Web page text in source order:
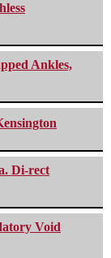
Ankles,
Di-rect
Void